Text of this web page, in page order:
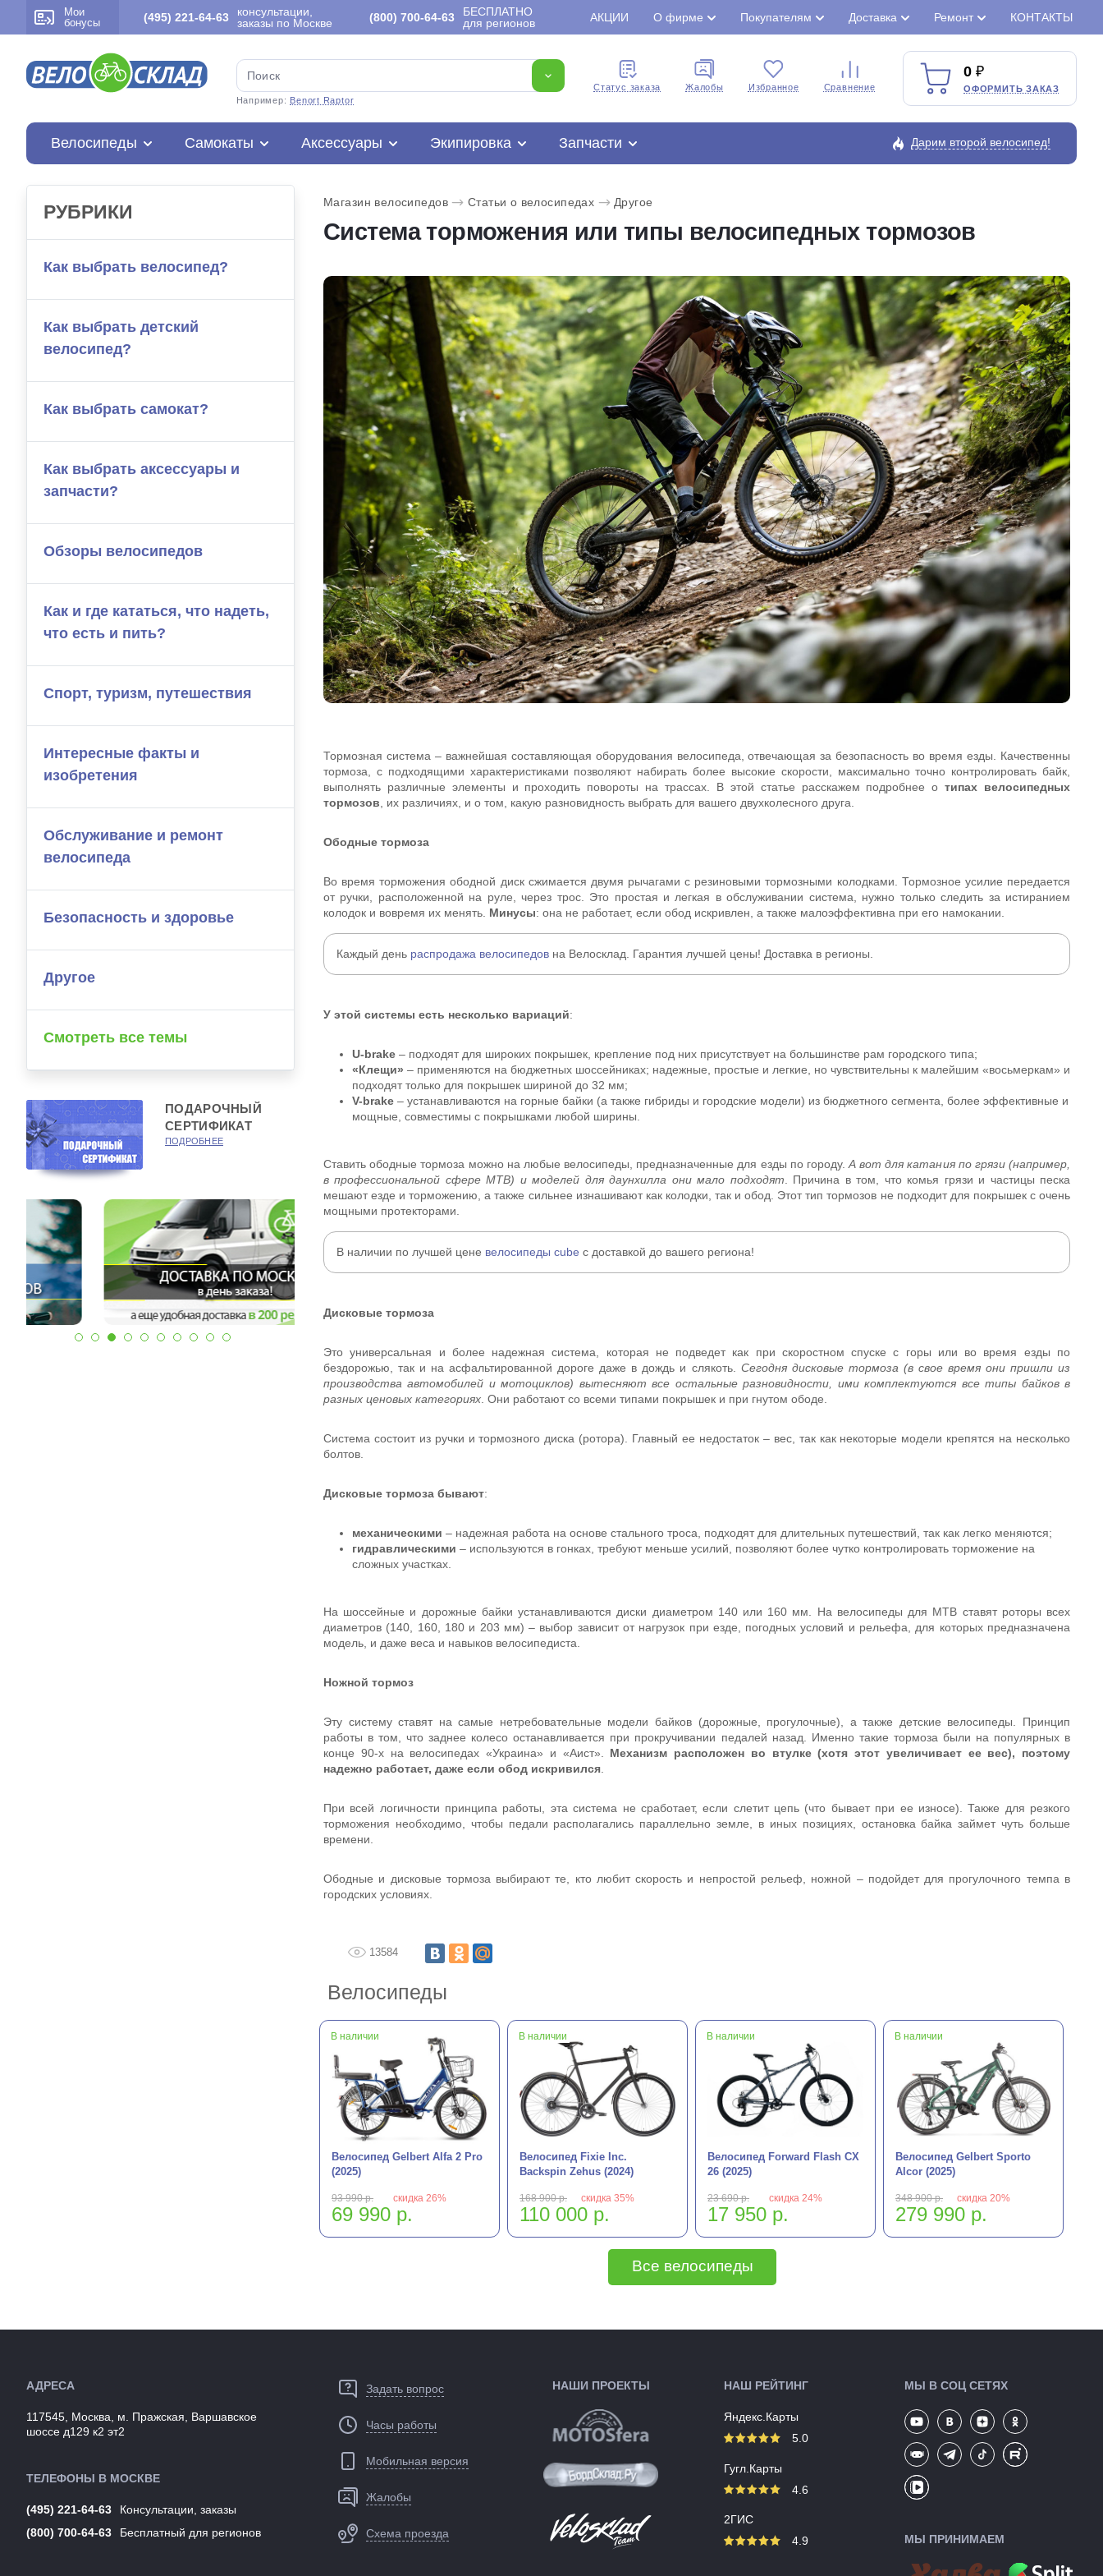
Мои
бонусы
(495) 221-64-63
консультации,
заказы по Москве
(800) 700-64-63
БЕСПЛАТНО
для регионов
АКЦИИ О фирме Покупателям Доставка Ремонт КОНТАКТЫ
Например: Benort Raptor
Cтатус заказа Жалобы Избранное Сравнение
0
ОФОРМИТЬ ЗАКАЗ
Велосипеды Самокаты Аксессуары Экипировка Запчасти Дарим второй велосипед!
РУБРИКИ
Как выбрать велосипед?
Как выбрать детский
велосипед?
Как выбрать самокат?
Как выбрать аксессуары и
запчасти?
Обзоры велосипедов
Как и где кататься, что надеть,
что есть и пить?
Спорт, туризм, путешествия
Интересные факты и
изобретения
Обслуживание и ремонт
велосипеда
Безопасность и здоровье
Другое
Смотреть все темы
ПОДАРОЧНЫЙ
СЕРТИФИКАТ
ПОДРОБНЕЕ
Магазин велосипедов Статьи о велосипедах Другое
Система торможения или типы велосипедных тормозов
Тормозная система – важнейшая составляющая оборудования велосипеда, отвечающая за безопасность во время езды. Качественны
тормоза, с подходящими характеристиками позволяют набирать более высокие скорости, максимально точно контролировать байк,
выполнять различные элементы и проходить повороты на трассах. В этой статье расскажем подробнее отипах велосипедных
тормозов , их различиях, и о том, какую разновидность выбрать для вашего двухколесного друга.
Ободные тормоза
Во время торможения ободной диск сжимается двумя рычагами с резиновыми тормозными колодками. Тормозное усилие передается
от ручки, расположенной на руле, через трос. Это простая и легкая в обслуживании система, нужно только следить за истиранием
колодок и вовремя их менять. Минусы: она не работает, если обод искривлен, а также малоэффективна при его намокании.
Каждый день распродажа велосипедов на Велосклад. Гарантия лучшей цены! Доставка в регионы.
У этой системы есть несколько вариаций:
U-brake – подходят для широких покрышек, крепление под них присутствует на большинстве рам городского типа;
«Клещи» – применяются на бюджетных шоссейниках; надежные, простые и легкие, но чувствительны к малейшим «восьмеркам» и
подходят только для покрышек шириной до 32 мм;
V-brake – устанавливаются на горные байки (а также гибриды и городские модели) из бюджетного сегмента, более эффективные и
мощные, совместимы с покрышками любой ширины.
Ставить ободные тормоза можно на любые велосипеды, предназначенные для езды по городу. А вот для катания по грязи (например,
в профессиональной сфере MTB) и моделей для даунхилла они мало подходят . Причина в том, что комья грязи и частицы песка
мешают езде и торможению, а также сильнее изнашивают как колодки, так и обод. Этот тип тормозов не подходит для покрышек с очень
мощными протекторами.
В наличии по лучшей цене велосипеды cube с доставкой до вашего региона!
Дисковые тормоза
Это универсальная и более надежная система, которая не подведет как при скоростном спуске с горы или во время езды по
бездорожью, так и на асфальтированной дороге даже в дождь и слякоть. Сегодня дисковые тормоза (в свое время они пришли из
производства автомобилей и мотоциклов) вытесняют все остальные разновидности, ими комплектуются все типы байков в
разных ценовых категориях . Они работают со всеми типами покрышек и при гнутом ободе.
Система состоит из ручки и тормозного диска (ротора). Главный ее недостаток – вес, так как некоторые модели крепятся на несколько
болтов.
Дисковые тормоза бывают:
механическими – надежная работа на основе стального троса, подходят для длительных путешествий, так как легко меняются;
гидравлическими – используются в гонках, требуют меньше усилий, позволяют более чутко контролировать торможение на
сложных участках.
На шоссейные и дорожные байки устанавливаются диски диаметром 140 или 160 мм. На велосипеды для MTB ставят роторы всех
диаметров (140, 160, 180 и 203 мм) – выбор зависит от нагрузок при езде, погодных условий и рельефа, для которых предназначена
модель, и даже веса и навыков велосипедиста.
Ножной тормоз
Эту систему ставят на самые нетребовательные модели байков (дорожные, прогулочные), а также детские велосипеды. Принцип
работы в том, что заднее колесо останавливается при прокручивании педалей назад. Именно такие тормоза были на популярных в
конце 90-х на велосипедах «Украина» и «Аист». Механизм расположен во втулке (хотя этот увеличивает ее вес), поэтому
надежно работает, даже если обод искривился
При всей логичности принципа работы, эта система не сработает, если слетит цепь (что бывает при ее износе). Также для резкого
торможения необходимо, чтобы педали располагались параллельно земле, в иных позициях, остановка байка займет чуть больше
времени.
Ободные и дисковые тормоза выбирают те, кто любит скорость и непростой рельеф, ножной – подойдет для прогулочного темпа в
городских условиях.
13584
Велосипеды
В наличии
Велосипед Gelbert Alfa 2 Pro
(2025)
93 990 р. скидка 26%
69 990 р.
В наличии
Велосипед Fixie Inc.
Backspin Zehus (2024)
168 900 р. скидка 35%
110 000 р.
В наличии
Велосипед Forward Flash CX
26 (2025)
23 690 р. скидка 24%
17 950 р.
В наличии
Велосипед Gelbert Sporto
Alcor (2025)
348 900 р. скидка 20%
279 990 р.
Все велосипеды
АДРЕСА
117545, Москва, м. Пражская, Варшавское
шоссе д129 к2 эт2
ТЕЛЕФОНЫ В МОСКВЕ
(495) 221-64-63
Консультации, заказы
(800) 700-64-63
Бесплатный для регионов
Задать вопрос
Часы работы
Мобильная версия
Жалобы
Схема проезда
НАШИ ПРОЕКТЫ НАШ РЕЙТИНГ
Яндекс.Карты
5.0
Гугл.Карты
4.6
2ГИС
4.9
МЫ В СОЦ СЕТЯХ
МЫ ПРИНИМАЕМ